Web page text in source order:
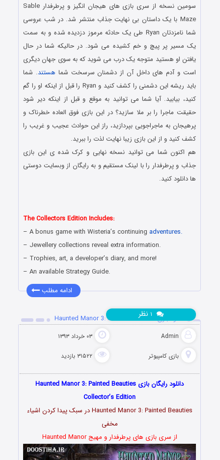
سومین نسخه از سری بازی های هیجان انگیز و پرطرفدار Sable
Maze با یک داستان بی نهایت جذاب منتشر شد. در شب عروسی
شما نامزدتان Ryan طی یک حادثه مرموز دزدیده شده و به سمت
یک مسیر پر پیچ و خم کشیده می شود. در حالیکه شما در حال
یافتن او هستید متوجه یک درب می شوید که به سوی جهان دیگری
است و آدم های داخل آن از دشمنان سرسخت شما هستند. شما
باید ریشه این دشمنی را کشف کنید و Ryan را قبل از اینکه او را گم
کنید، بیابید. آیا شما می توانید به موقع و قبل از اینکه دیر شود
حقیقت ماجرا را بر ملا سازید؟ در این بازی فوق العاده خطرناک و
پرهیجان به ماجراجویی بپردازید، راز این حوادث عجیب و غریب را
کشف کنید و از این بازی زیبا نهایت لذت را ببرید.
هم اکنون شما می توانید نسخه نهایی و کرک شده ی این بازی
جذاب و پرطرفدار را با لینک مستقیم و به رایگان از وبسایت دوستی
ها دانلود کنید.
The Collectors Edition Includes:
– A bonus game with Wisteria’s continuing adventures.
– Jewellery collections reveal extra information.
– Trophies, art, a developer’s diary, and more!
– An available Strategy Guide.
ادامه مطلب
دانلود بازی Haunted Manor 3: Painted Beauties
Admin ۰۳ خرداد ۱۳۹۳
بازی کامپیوتر ۳۱۵۲۲ بازدید
نظر
دانلود رایگان بازی Haunted Manor 3: Painted Beauties
Collector’s Edition
Haunted Manor 3: Painted Beauties در سبک پیدا کردن اشیاء
مخفی
از سری بازی های پرطرفدار و مهیج Haunted Manor